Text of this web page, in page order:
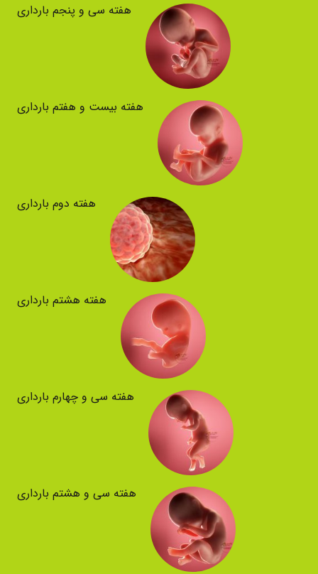
هفته سی و پنجم بارداری
هفته بیست و هفتم بارداری
هفته دوم بارداری
هفته هشتم بارداری
هفته سی و چهارم بارداری
هفته سی و هشتم بارداری